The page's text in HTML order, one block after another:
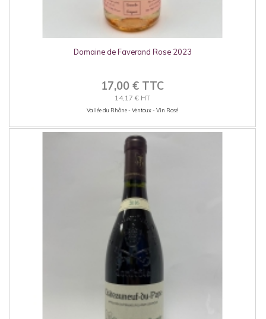
Domaine de Faverand Rose 2023
17,00 € TTC
14,17 € HT
Vallée du Rhône - Ventoux - Vin Rosé